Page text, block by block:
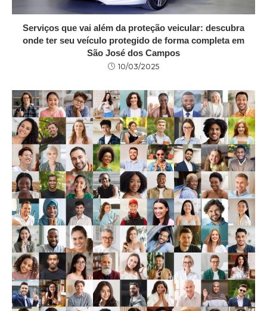
Serviços que vai além da proteção veicular: descubra
onde ter seu veículo protegido de forma completa em
São José dos Campos
10/03/2025